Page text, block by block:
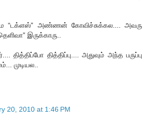
“டக்ளஸ்” அண்ணன் கோவிச்சுக்கல.... அவரு
இருக்காரு..
தித்திப்போ தித்திப்பு.... அதுவும் அந்த பருப்பு
முடியல..
20, 2010 at 1:46 PM